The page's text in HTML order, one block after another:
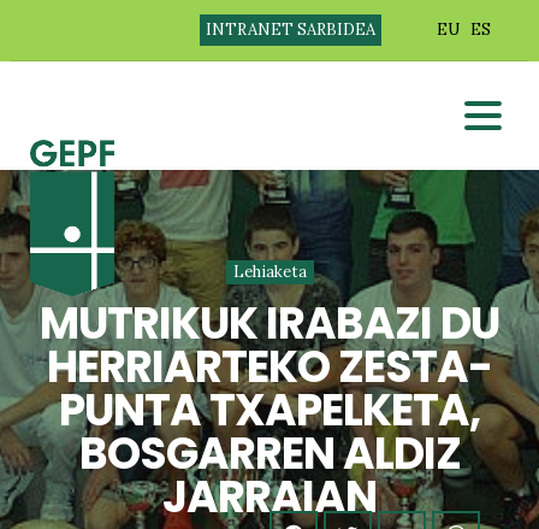
INTRANET SARBIDEA EU ES
Lehiaketa
MUTRIKUK IRABAZI DU
HERRIARTEKO ZESTA-
PUNTA TXAPELKETA,
BOSGARREN ALDIZ
JARRAIAN